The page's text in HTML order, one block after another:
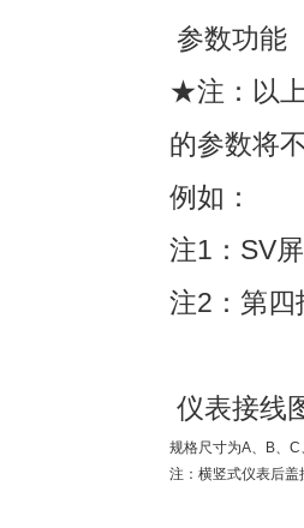
参数功能
★注：以
的参数将
例如：
注1：SV
注2：第四
仪表接线
规格尺寸为A、B、
注：横竖式仪表后